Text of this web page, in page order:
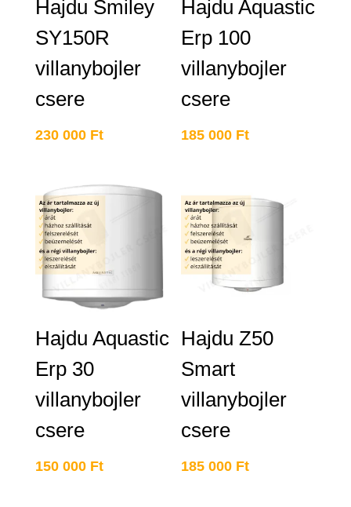
Hajdu Smiley
SY150R
villanybojler
csere
230 000 Ft
Hajdu Aquastic
Erp 100
villanybojler
csere
185 000 Ft
Hajdu Aquastic
Erp 30
villanybojler
csere
150 000 Ft
Hajdu Z50
Smart
villanybojler
csere
185 000 Ft